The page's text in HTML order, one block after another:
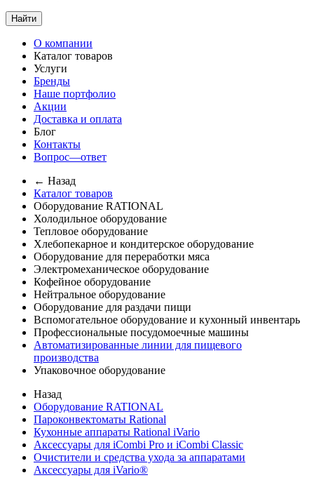
Найти
О компании
Каталог товаров
Услуги
Бренды
Наше портфолио
Акции
Доставка и оплата
Блог
Контакты
Вопрос—ответ
← Назад
Каталог товаров
Оборудование RATIONAL
Холодильное оборудование
Тепловое оборудование
Хлебопекарное и кондитерское оборудование
Оборудование для переработки мяса
Электромеханическое оборудование
Кофейное оборудование
Нейтральное оборудование
Оборудование для раздачи пищи
Вспомогательное оборудование и кухонный инвентарь
Профессиональные посудомоечные машины
Автоматизированные линии для пищевого
производства
Упаковочное оборудование
Назад
Оборудование RATIONAL
Пароконвектоматы Rational
Кухонные аппараты Rational iVario
Аксессуары для iCombi Pro и iCombi Classic
Очистители и средства ухода за аппаратами
Аксессуары для iVario®